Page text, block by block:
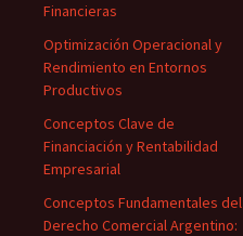
Financieras
Optimización Operacional y
Rendimiento en Entornos
Productivos
Conceptos Clave de
Financiación y Rentabilidad
Empresarial
Conceptos Fundamentales del
Derecho Comercial Argentino: